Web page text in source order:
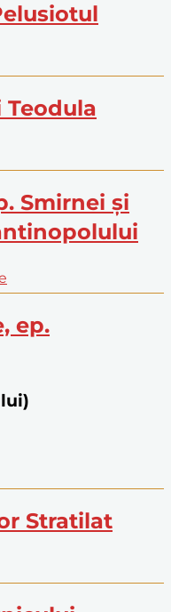
Teodula
Smirnei și
ep.
Stratilat